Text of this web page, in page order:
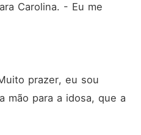
Carolina. - Eu me
prazer, eu sou
mão para a idosa, que a